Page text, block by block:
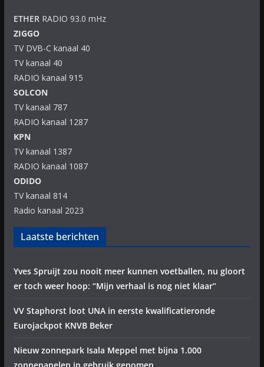
ETHERRADIO 93.0 mHz
ZIGGO
TV DVB-C kanaal 40
TV kanaal 40
RADIO kanaal 915
SOLCON
TV kanaal 787
RADIO kanaal 1287
KPN
TV kanaal 1387
RADIO kanaal 1087
ODIDO
TV kanaal 814
Radio kanaal 2023
Laatste berichten
Yves Spruijt zou nooit meer kunnen voetballen, nu gloort
er toch weer hoop: “Mijn verhaal is nog niet klaar”
VV Staphorst loot UNA in eerste kwalificatieronde
Eurojackpot KNVB Beker
Nieuw zonnepark Isala Meppel met bijna 1.000